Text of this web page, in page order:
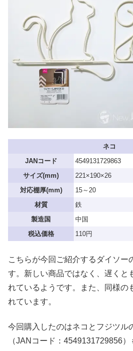
ネコ
JANコード
4549131729863
サイズ(mm)
221×190×26
対応棚厚(mm)
15～20
材質
鉄
製造国
中国
税込価格
110円
こちらが今回ご紹介するダイソー
す。新しい商品ではなく、遅くと
れているようです。また、同様の
れています。
今回購入したのはネコとフジツル
（JANコード：4549131729856）